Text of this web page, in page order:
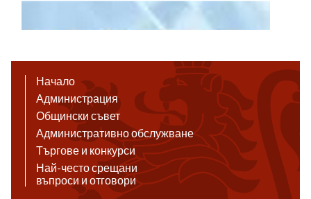
Начало
Администрация
Общински съвет
Административно обслужване
Търгове и конкурси
Най-често срещани
въпроси и отговори